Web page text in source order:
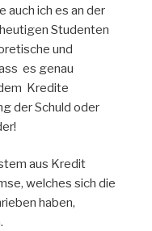
auch ich es an der
Studenten
und
es genau
Kredite
der Schuld oder
aus Kredit
welches sich die
haben,